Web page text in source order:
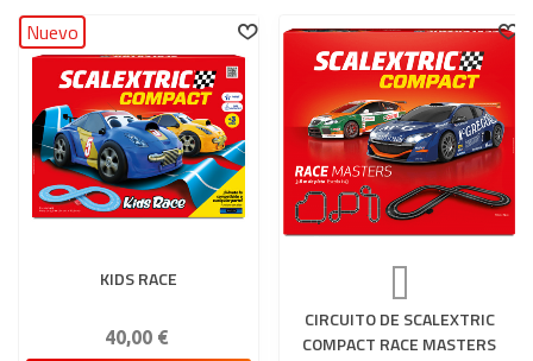
Nuevo
KIDS RACE
40,00 €
CIRCUITO DE SCALEXTRIC
COMPACT RACE MASTERS